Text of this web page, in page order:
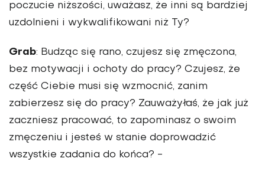
poczucie niższości, uważasz, że inni są bardziej
uzdolnieni i wykwalifikowani niż Ty?
Grab: Budząc się rano, czujesz się zmęczona,
bez motywacji i ochoty do pracy? Czujesz, że
część Ciebie musi się wzmocnić, zanim
zabierzesz się do pracy? Zauważyłaś, że jak już
zaczniesz pracować, to zapominasz o swoim
zmęczeniu i jesteś w stanie doprowadzić
wszystkie zadania do końca? -